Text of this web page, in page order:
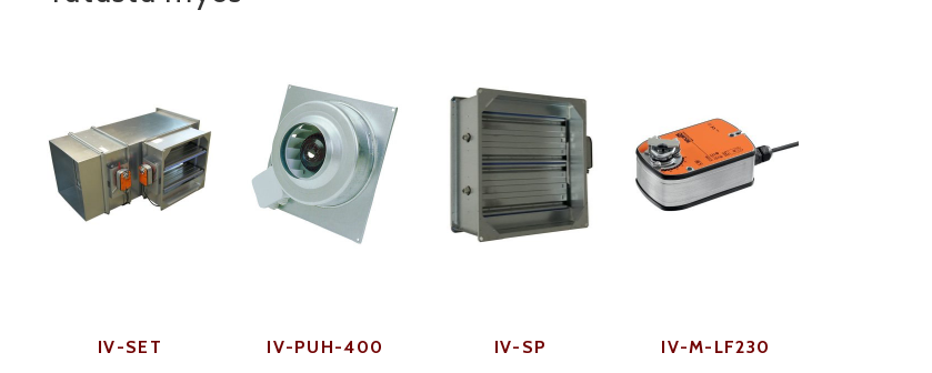
IV-SET IV-PUH-400 IV-SP IV-M-LF230